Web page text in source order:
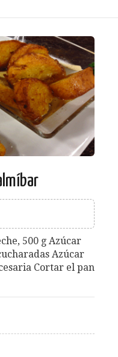
500 g Azúcar
Azúcar
Cortar el pan